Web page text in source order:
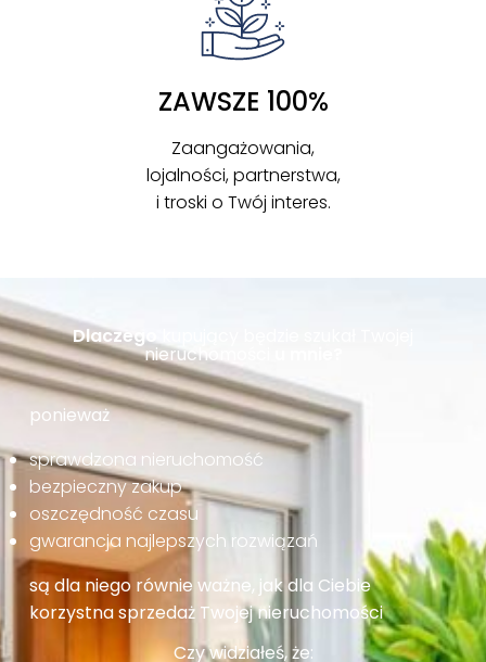
ZAWSZE 100%
Zaangażowania,
lojalności, partnerstwa,
i troski o Twój interes.
Dlaczego
nieruchomości
ponieważ
sprawdzona nieruchomość
bezpieczny zakup
oszczędność czasu
gwarancja najlepszych rozwiązań
są dla niego równie ważne, jak dla Ciebie
korzystna sprzedaż Twojej nieruchomości
Czy widziałeś, że: